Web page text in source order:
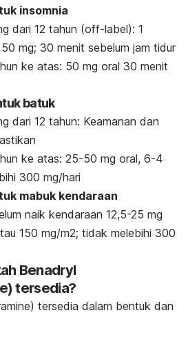
insomnia
dari 12 tahun (off-label): 1
mg; 30 menit sebelum jam tidur
ke atas: 50 mg oral 30 menit
batuk
dari 12 tahun: Keamanan dan
ke atas: 25-50 mg oral, 6-4
300 mg/hari
mabuk kendaraan
naik kendaraan 12,5-25 mg
150 mg/m2; tidak melebihi 300
Benadryl
tersedia?
tersedia dalam bentuk dan